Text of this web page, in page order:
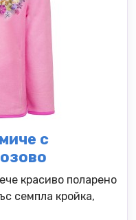
с
красиво поларено
семпла кройка,